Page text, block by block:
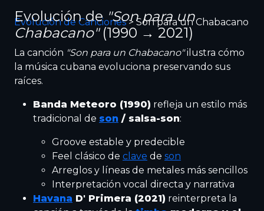
Evolución de Canciones> Son para un Chabacano
Evolución de"Son para un
Chabacano"(1990 → 2021)
La canción "Son para un Chabacano"ilustra cómo
la música cubana evoluciona preservando sus
raíces.
Banda Meteoro (1990) refleja un estilo más
tradicional de son / salsa-son:
Groove estable y predecible
Feel clásico de clave de son
Arreglos y líneas de metales más sencillos
Interpretación vocal directa y narrativa
Havana D' Primera (2021) reinterpreta la